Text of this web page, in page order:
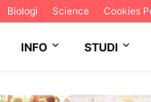
Biologi Science Cookies
INFO STUDI